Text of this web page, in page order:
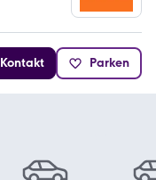
Kontakt Parken